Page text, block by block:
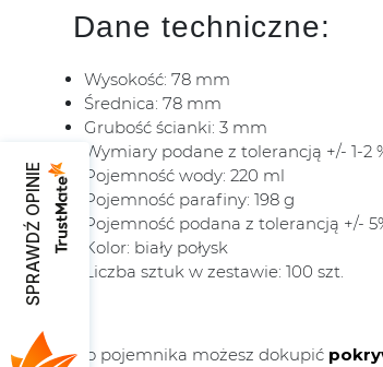
Dane techniczne:
Wysokość: 78 mm
Średnica: 78 mm
Grubość ścianki: 3 mm
Wymiary podane z tolerancją +/- 1-2
Pojemność wody: 220 ml
Pojemność parafiny: 198 g
Pojemność podana z tolerancją +/-
Kolor: biały połysk
Liczba sztuk w zestawie: 100 szt.
Do pojemnika możesz dokupić
SPRAWDŹ OPINIE